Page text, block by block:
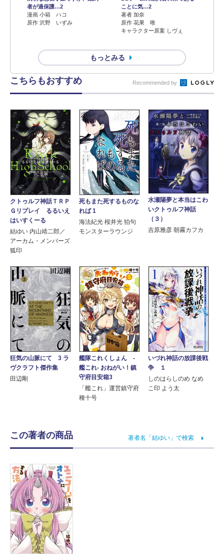
者が過保護…2
漫画 小箱 ハコ
原作 沢野 いずみ
ことに気…2
著者 加奈
原作 花果 唯
キャラクター原案 しヴぇ
もっとみる
こちらもおすすめ Recommended by
クトゥルフ神話ＴＲＰ
Ｇリプレイ るるいえ
はいすくーる
結ゆい 内山靖二郎／
アーカム・メンバーズ
狐印
死もまた死するものな
れば 1
海法紀光 桜井光 狛句
モンスターラウンジ
水瀬陽夢と本当はこわ
いクトゥルフ神話
（３）
吉原雅彦 朝霧カフカ
狂気の山脈にて 3 ラ
ヴクラフト傑作集
田辺剛
艦隊これくしょん -
艦これ- おねがい！鎮
守府目安箱3
「艦これ」運営鎮守府
種十号
いづれ神話の放課後戦
争 １
しのはらしのめ なめ
こ印 よう太
この著者の商品 著者名「結ゆい」で検索